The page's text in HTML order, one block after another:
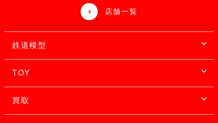
店舗一覧
鉄道模型
TOY
買取